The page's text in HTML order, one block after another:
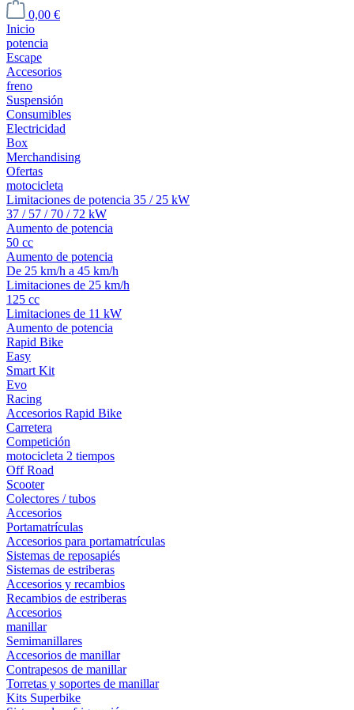
0,00 €
Inicio
potencia
Escape
Accesorios
freno
Suspensión
Consumibles
Electricidad
Box
Merchandising
Ofertas
motocicleta
Limitaciones de potencia 35 / 25 kW
37 / 57 / 70 / 72 kW
Aumento de potencia
50 cc
Aumento de potencia
De 25 km/h a 45 km/h
Limitaciones de 25 km/h
125 cc
Limitaciones de 11 kW
Aumento de potencia
Rapid Bike
Easy
Smart Kit
Evo
Racing
Accesorios Rapid Bike
Carretera
Competición
motocicleta 2 tiempos
Off Road
Scooter
Colectores / tubos
Accesorios
Portamatrículas
Accesorios para portamatrículas
Sistemas de reposapiés
Sistemas de estriberas
Accesorios y recambios
Recambios de estriberas
Accesorios
manillar
Semimanillares
Accesorios de manillar
Contrapesos de manillar
Torretas y soportes de manillar
Kits Superbike